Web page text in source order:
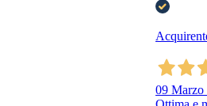
09 Marzo